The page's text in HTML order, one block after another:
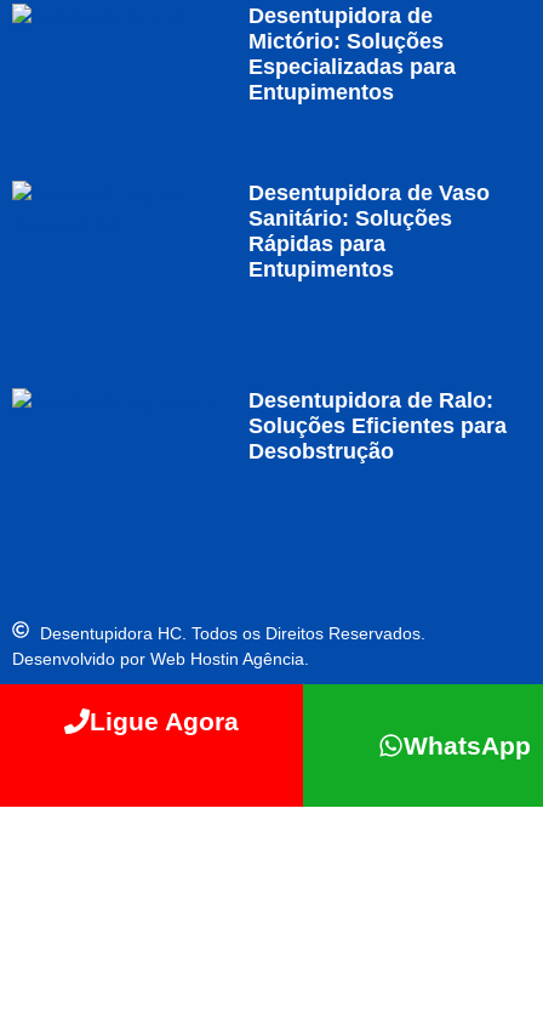
Desentupidora de
Mictório: Soluções
Especializadas para
Entupimentos
Desentupidora de Vaso
Sanitário: Soluções
Rápidas para
Entupimentos
Desentupidora de Ralo:
Soluções Eficientes para
Desobstrução
Desentupidora HC. Todos os Direitos Reservados.
Desenvolvido por Web Hostin Agência.
Ligue Agora
WhatsApp